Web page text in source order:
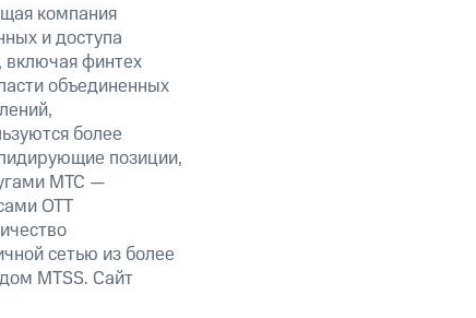
компания
и доступа
включая финтех
объединенных
более
позиции,
МТС —
OTT
сетью из более
MTSS. Сайт